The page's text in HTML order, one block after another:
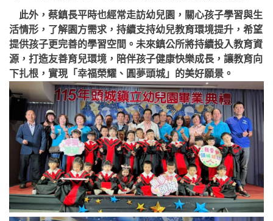
此外，蔡鎮長平時也經常走訪幼兒園，關心孩子學習與生
活情形，了解園方需求，持續支持幼兒教育環境提升，希望
提供孩子更完善的學習空間。未來鎮公所將持續投入教育資
源，打造友善育兒環境，陪伴孩子健康快樂成長，讓教育向
下扎根，實現「幸福榮耀、圓夢頭城」的美好願景。